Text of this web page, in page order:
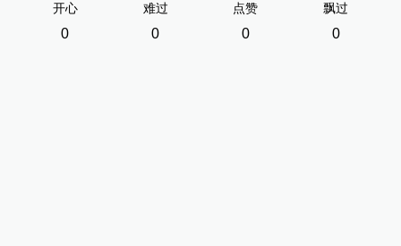
开心
0
难过
0
点赞
0
飘过
0